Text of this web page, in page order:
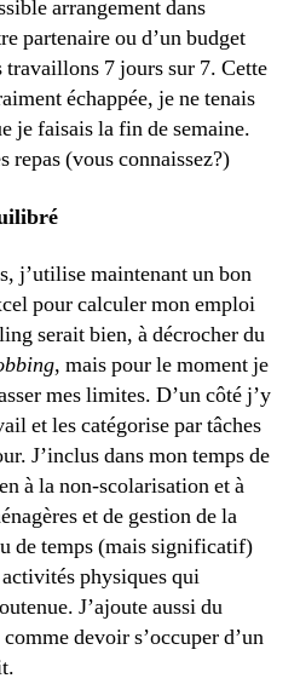
arrangement dans
partenaire ou d’un budget
travaillons 7 jours sur 7. Cette
échappée, je ne tenais
je faisais la fin de semaine.
repas (vous connaissez?)
j’utilise maintenant un bon
pour calculer mon emploi
serait bien, à décrocher du
, mais pour le moment je
mes limites. D’un côté j’y
et les catégorise par tâches
J’inclus dans mon temps de
à la non-scolarisation et à
et de gestion de la
de temps (mais significatif)
physiques qui
J’ajoute aussi du
devoir s’occuper d’un